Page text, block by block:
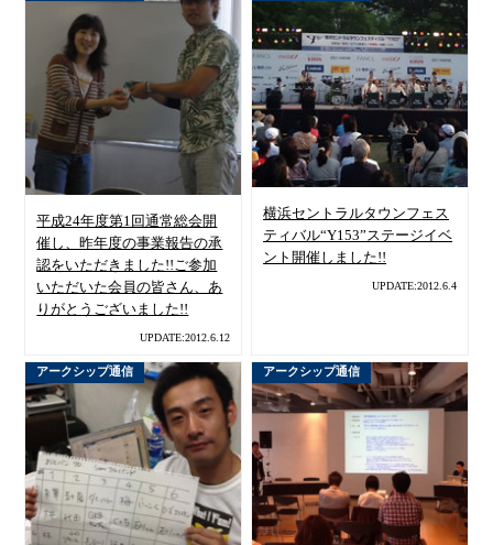
平成24年度第1回通常総会開
催し、昨年度の事業報告の承
認をいただきました!!ご参加
いただいた会員の皆さん、あ
りがとうございました!!
UPDATE:2012.6.12
横浜セントラルタウンフェス
ティバル“Y153”ステージイベ
ント開催しました!!
UPDATE:2012.6.4
アークシップ通信 アークシップ通信